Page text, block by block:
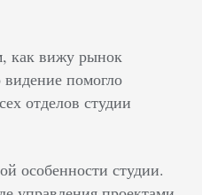
как вижу рынок
помогло
отделов студии
особенности студии.